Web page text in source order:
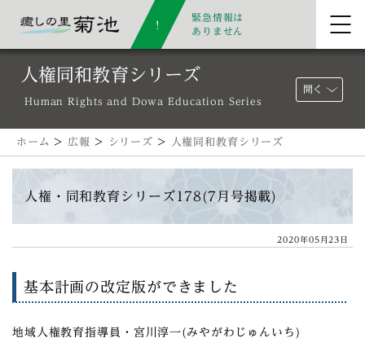
緊急情報は
ありません
人権同和教育シリーズ
Human Rights and Dowa Education Series
開く
ホーム > 広報 > シリーズ > 人権同和教育シリーズ
人権・同和教育シリーズ178(7月号掲載)
2020年05月23日
基本計画の改定版ができました
地域人権教育指導員・宮川淳一(みやがわじゅんいち)